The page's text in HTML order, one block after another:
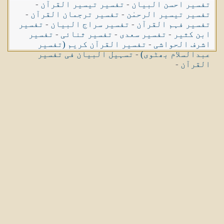
تفسیر احسن البیان - تفسیر تیسیر القرآن -
تفسیر تیسیر الرحمٰن - تفسیر ترجمان القرآن -
تفسیر فہم القرآن - تفسیر سراج البیان - تفسیر
ابن کثیر - تفسیر سعدی - تفسیر ثنائی - تفسیر
اشرف الحواشی - تفسیر القرآن کریم (تفسیر
عبدالسلام بھٹوی)-تسہیل البیان فی تفسیر
القرآن -